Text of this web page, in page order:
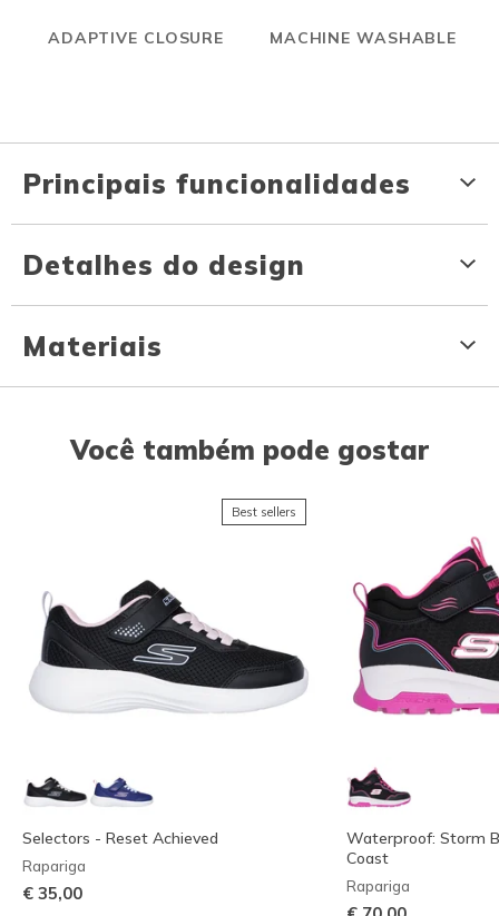
ADAPTIVE CLOSURE MACHINE WASHABLE
Principais funcionalidades
Detalhes do design
Materiais
Você também pode gostar
Best sellers
Selectors - Reset Achieved
Rapariga
€ 35,00
Waterproof: Storm
Coast
Rapariga